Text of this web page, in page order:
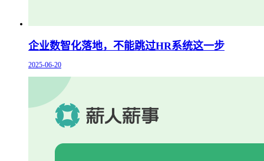
企业数智化落地，不能跳过HR系统这一步
2025-06-20